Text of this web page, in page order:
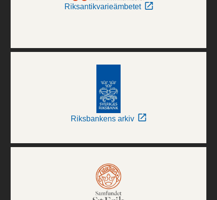
Riksantikvarieämbetet
Riksbankens arkiv